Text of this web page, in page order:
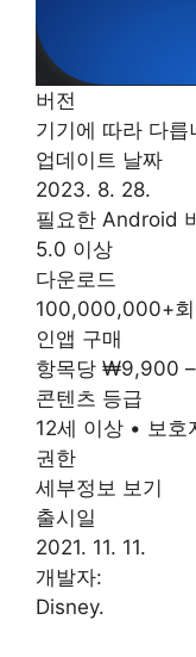
버전
기기에 따라 다릅
업데이트 날짜
2023. 8. 28.
필요한 Android
5.0 이상
다운로드
100,000,000+회
인앱 구매
항목당 ₩9,900
콘텐츠 등급
12세 이상 • 보호
권한
세부정보 보기
출시일
2021. 11. 11.
개발자:
Disney.